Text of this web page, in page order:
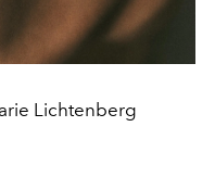
Lichtenberg